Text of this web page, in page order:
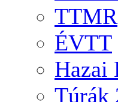
TTMR
ÉVTT
Hazai
Túrák